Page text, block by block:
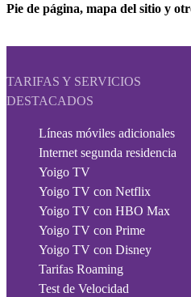
Pie de página, mapa del sitio y
TARIFAS Y SERVICIOS
DESTACADOS
Líneas móviles adicionales
Internet segunda residencia
Yoigo TV
Yoigo TV con Netflix
Yoigo TV con HBO Max
Yoigo TV con Prime
Yoigo TV con Disney
Tarifas Roaming
Test de Velocidad